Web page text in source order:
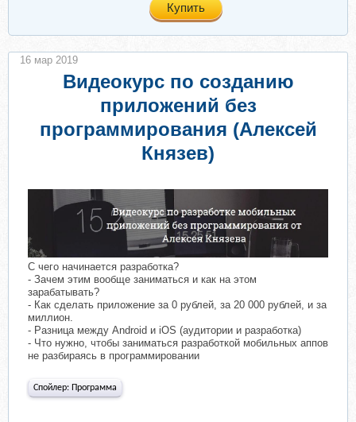
Купить
Видеокурс по созданию
приложений без
программирования (Алексей
Князев)
С чего начинается разработка?
- Зачем этим вообще заниматься и как на этом
зарабатывать?
- Как сделать приложение за 0 рублей, за 20 000 рублей, и за
миллион.
- Разница между Android и iOS (аудитории и разработка)
- Что нужно, чтобы заниматься разработкой мобильных аппов
не разбираясь в программировании
Спойлер: Программа
16 мар 2019